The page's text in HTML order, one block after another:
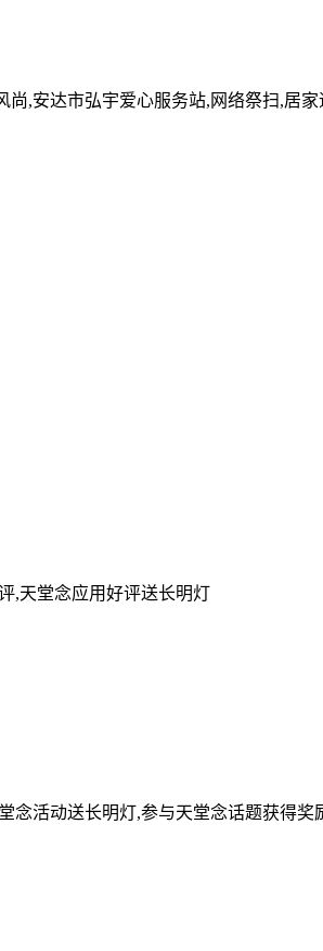
,安达市弘宇爱心服务站,网络祭扫,居
,天堂念应用好评送长明灯
念活动送长明灯,参与天堂念话题获得奖